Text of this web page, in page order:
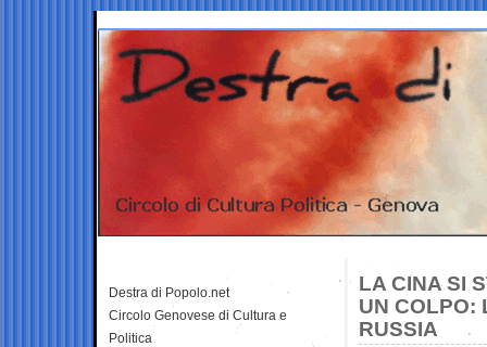
LA CINA SI
UN COLPO:
RUSSIA
Destra di Popolo.net
Circolo Genovese di Cultura e
Politica